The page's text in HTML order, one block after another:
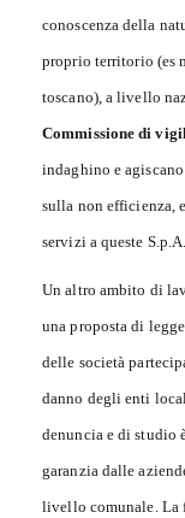
conoscenza della
proprio territorio (es
toscano), a livello
Commissione di
indaghino e
sulla non efficienza,
servizi a queste
Un altro ambito di
una proposta di
delle società
danno degli enti
denuncia e di studio
garanzia dalle
livello comunale. La